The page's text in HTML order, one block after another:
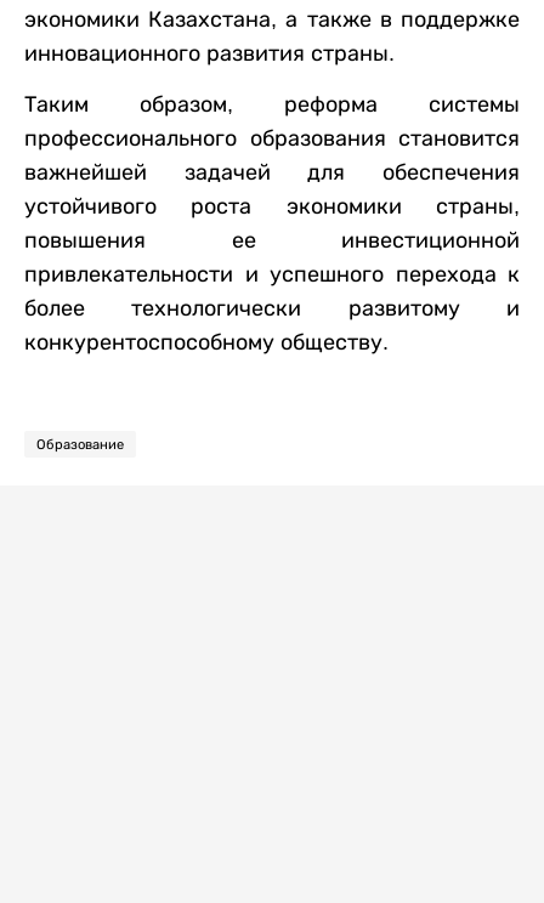
экономики Казахстана, а также в поддержке
инновационного развития страны.
Таким образом, реформа системы
профессионального образования становится
важнейшей задачей для обеспечения
устойчивого роста экономики страны,
повышения ее инвестиционной
привлекательности и успешного перехода к
более технологически развитому и
конкурентоспособному обществу.
Образование